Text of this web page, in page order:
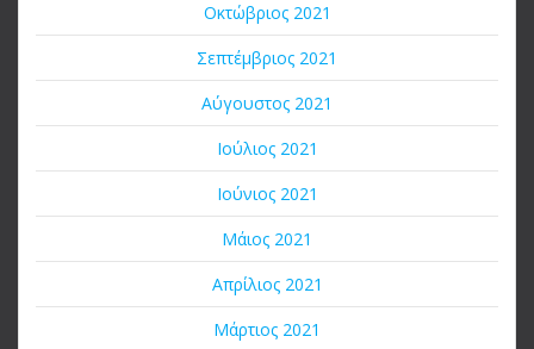
Οκτώβριος 2021
Σεπτέμβριος 2021
Αύγουστος 2021
Ιούλιος 2021
Ιούνιος 2021
Μάιος 2021
Απρίλιος 2021
Μάρτιος 2021